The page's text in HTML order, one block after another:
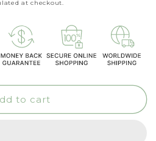
at checkout.
to cart